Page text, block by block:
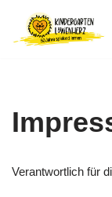
Zum
Verantwortlich für